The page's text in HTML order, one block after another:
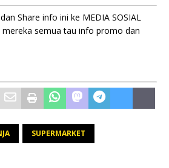
Share info ini ke MEDIA SOSIAL
mereka semua tau info promo dan
SUPERMARKET